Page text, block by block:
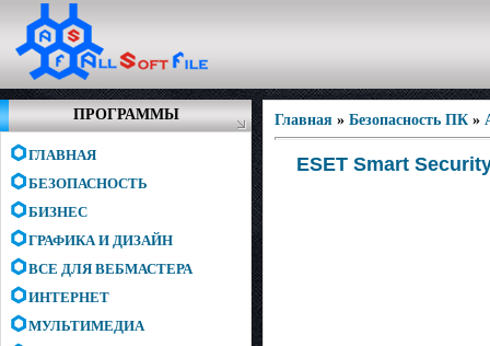
ПРОГРАММЫ
ГЛАВНАЯ
БЕЗОПАСНОСТЬ
БИЗНЕС
ГРАФИКА И ДИЗАЙН
ВСЕ ДЛЯ ВЕБМАСТЕРА
ИНТЕРНЕТ
МУЛЬТИМЕДИА
Главная » Безопасность ПК »
ESET Smart